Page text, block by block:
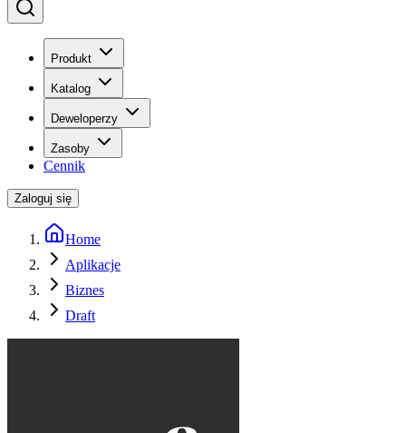
Produkt
Katalog
Deweloperzy
Zasoby
Cennik
Zaloguj się
Home
Aplikacje
Biznes
Draft